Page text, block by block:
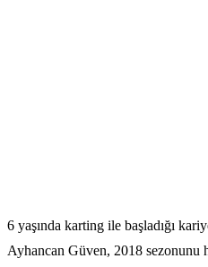
6 yaşında karting ile başladığı
Ayhancan Güven, 2018 sezonunu